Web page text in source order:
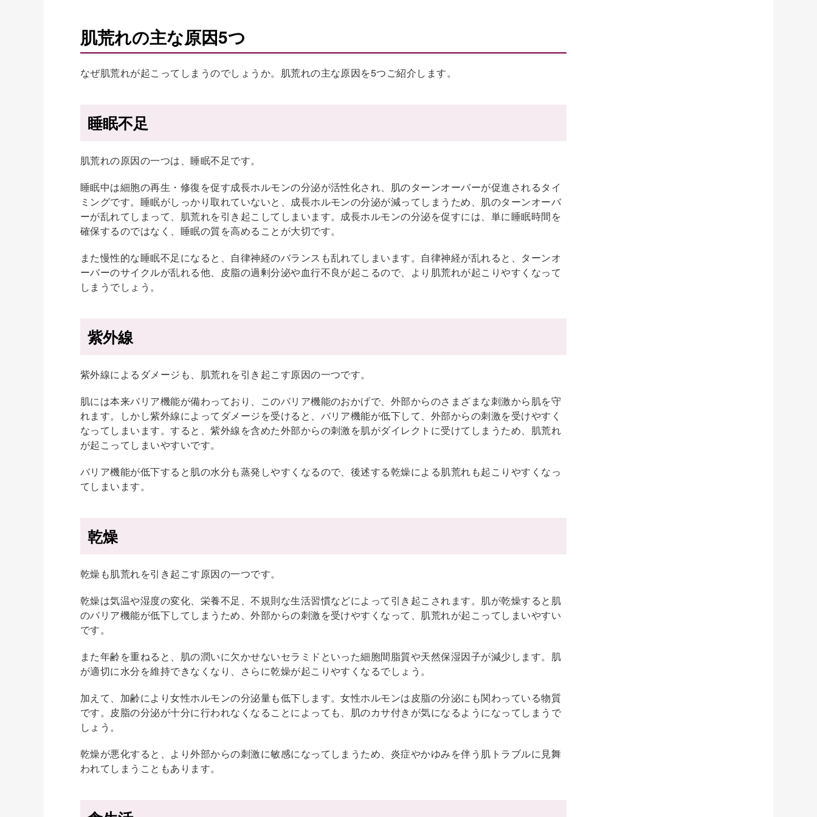
肌荒れの主な原因5つ
なぜ肌荒れが起こってしまうのでしょうか。肌荒れの主な原因を5つご紹介します。
睡眠不足
肌荒れの原因の一つは、睡眠不足です。
睡眠中は細胞の再生・修復を促す成長ホルモンの分泌が活性化され、肌のターンオーバーが促進されるタイ
ミングです。睡眠がしっかり取れていないと、成長ホルモンの分泌が減ってしまうため、肌のターンオーバ
ーが乱れてしまって、肌荒れを引き起こしてしまいます。成長ホルモンの分泌を促すには、単に睡眠時間を
確保するのではなく、睡眠の質を高めることが大切です。
また慢性的な睡眠不足になると、自律神経のバランスも乱れてしまいます。自律神経が乱れると、ターンオ
ーバーのサイクルが乱れる他、皮脂の過剰分泌や血行不良が起こるので、より肌荒れが起こりやすくなって
しまうでしょう。
紫外線
紫外線によるダメージも、肌荒れを引き起こす原因の一つです。
肌には本来バリア機能が備わっており、このバリア機能のおかげで、外部からのさまざまな刺激から肌を守
れます。しかし紫外線によってダメージを受けると、バリア機能が低下して、外部からの刺激を受けやすく
なってしまいます。すると、紫外線を含めた外部からの刺激を肌がダイレクトに受けてしまうため、肌荒れ
が起こってしまいやすいです。
バリア機能が低下すると肌の水分も蒸発しやすくなるので、後述する乾燥による肌荒れも起こりやすくなっ
てしまいます。
乾燥
乾燥も肌荒れを引き起こす原因の一つです。
乾燥は気温や湿度の変化、栄養不足、不規則な生活習慣などによって引き起こされます。肌が乾燥すると肌
のバリア機能が低下してしまうため、外部からの刺激を受けやすくなって、肌荒れが起こってしまいやすい
です。
また年齢を重ねると、肌の潤いに欠かせないセラミドといった細胞間脂質や天然保湿因子が減少します。肌
が適切に水分を維持できなくなり、さらに乾燥が起こりやすくなるでしょう。
加えて、加齢により女性ホルモンの分泌量も低下します。女性ホルモンは皮脂の分泌にも関わっている物質
です。皮脂の分泌が十分に行われなくなることによっても、肌のカサ付きが気になるようになってしまうで
しょう。
乾燥が悪化すると、より外部からの刺激に敏感になってしまうため、炎症やかゆみを伴う肌トラブルに見舞
われてしまうこともあります。